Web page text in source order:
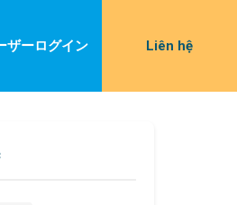
ザーログイン Liên hệ